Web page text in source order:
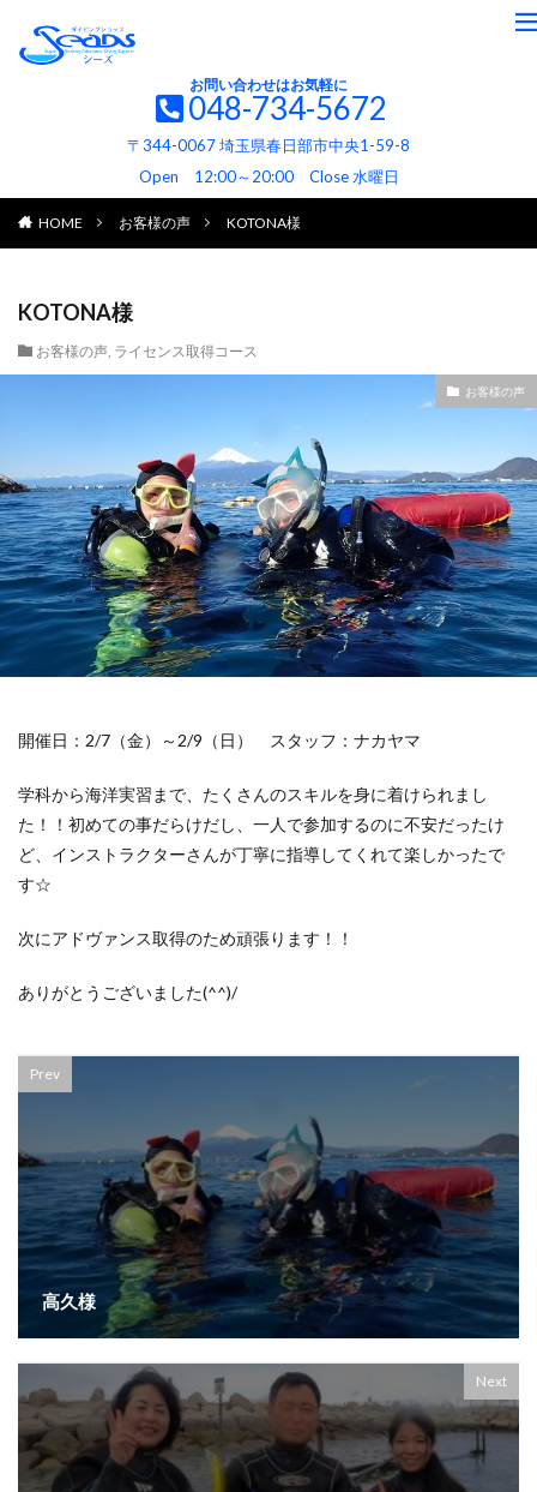
お問い合わせはお気軽に
048-734-5672
〒344-0067 埼玉県春日部市中央1-59-8
Open 12:00～20:00 Close 水曜日
HOME お客様の声 KOTONA様
KOTONA様
お客様の声, ライセンス取得コース
お客様の声
開催日：2/7（金）～2/9（日） スタッフ：ナカヤマ
学科から海洋実習まで、たくさんのスキルを身に着けられまし
た！！初めての事だらけだし、一人で参加するのに不安だったけ
ど、インストラクターさんが丁寧に指導してくれて楽しかったで
す☆
次にアドヴァンス取得のため頑張ります！！
ありがとうございました(^^)/
Prev
高久様
Next